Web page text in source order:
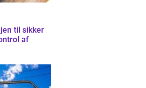
til sikker
af